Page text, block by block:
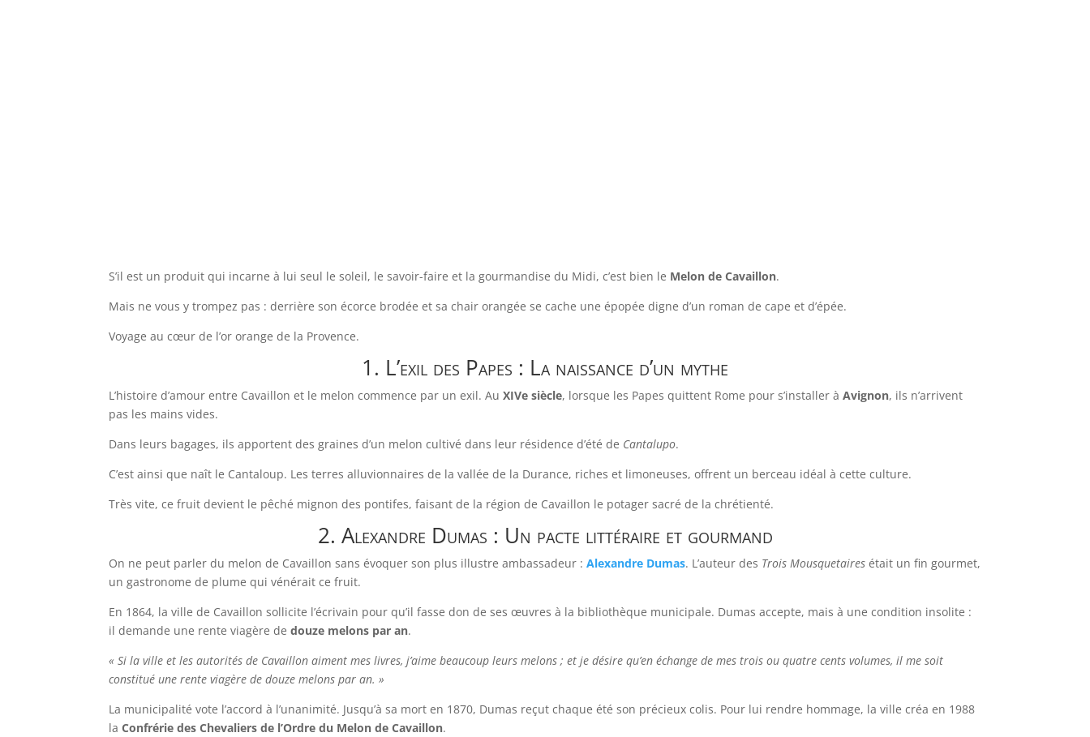
S’il est un produit qui incarne à lui seul le soleil, le savoir-faire et la gourmandise du Midi, c’est bien le Melon de Cavaillon.
Mais ne vous y trompez pas : derrière son écorce brodée et sa chair orangée se cache une épopée digne d’un roman de cape et d’épée.
Voyage au cœur de l’or orange de la Provence.
1. L’exil des Papes : La naissance d’un mythe
L’histoire d’amour entre Cavaillon et le melon commence par un exil. AuXIVe siècle, lorsque les Papes quittent Rome pour s’installer àAvignon, ils n’arrivent
pas les mains vides.
Dans leurs bagages, ils apportent des graines d’un melon cultivé dans leur résidence d’été de Cantalupo.
C’est ainsi que naît le Cantaloup. Les terres alluvionnaires de la vallée de la Durance, riches et limoneuses, offrent un berceau idéal à cette culture.
Très vite, ce fruit devient le pêché mignon des pontifes, faisant de la région de Cavaillon le potager sacré de la chrétienté.
2. Alexandre Dumas : Un pacte littéraire et gourmand
On ne peut parler du melon de Cavaillon sans évoquer son plus illustre ambassadeur :Alexandre Dumas. L’auteur des Trois Mousquetaires était un fin gourmet,
un gastronome de plume qui vénérait ce fruit.
En 1864, la ville de Cavaillon sollicite l’écrivain pour qu’il fasse don de ses œuvres à la bibliothèque municipale. Dumas accepte, mais à une condition insolite :
il demande une rente viagère dedouze melons par an.
« Si la ville et les autorités de Cavaillon aiment mes livres, j’aime beaucoup leurs melons ; et je désire qu’en échange de mes trois ou quatre cents volumes, il me soit
constitué une rente viagère de douze melons par an. »
La municipalité vote l’accord à l’unanimité. Jusqu’à sa mort en 1870, Dumas reçut chaque été son précieux colis. Pour lui rendre hommage, la ville créa en 1988
laConfrérie des Chevaliers de l’Ordre du Melon de Cavaillon.